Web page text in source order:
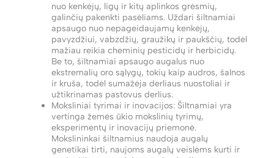
nuo kenkėjų, ligų ir kitų aplinkos grėsmių,
galinčių pakenkti pasėliams. Uždari šiltnamiai
apsaugo nuo nepageidaujamų kenkėjų,
pavyzdžiui, vabzdžių, graužikų ir paukščių, todėl
mažiau reikia cheminių pesticidų ir herbicidų.
Be to, šiltnamiai apsaugo augalus nuo
ekstremalių oro sąlygų, tokių kaip audros, šalnos
ir kruša, todėl sumažėja derliaus nuostoliai ir
užtikrinamas pastovus derlius.
Moksliniai tyrimai ir inovacijos: Šiltnamiai yra
vertinga žemės ūkio mokslinių tyrimų,
eksperimentų ir inovacijų priemonė.
Mokslininkai šiltnamius naudoja augalų
genetikai tirti, naujoms augalų veislėms kurti ir